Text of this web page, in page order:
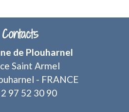
Contacts
de Plouharnel
Saint Armel
- FRANCE
97 52 30 90